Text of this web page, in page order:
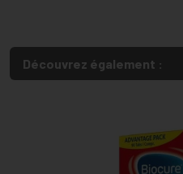
Découvrez également :